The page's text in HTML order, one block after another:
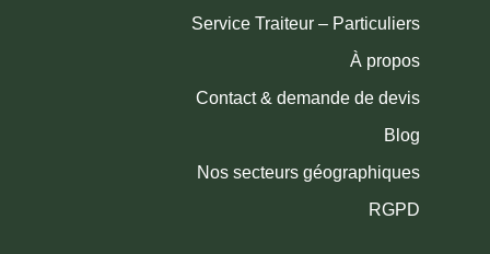
Service Traiteur – Particuliers
À propos
Contact & demande de devis
Blog
Nos secteurs géographiques
RGPD